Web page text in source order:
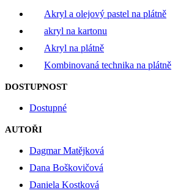
Akryl a olejový pastel na plátně
akryl na kartonu
Akryl na plátně
Kombinovaná technika na plátně
DOSTUPNOST
Dostupné
AUTOŘI
Dagmar Matějková
Dana Boškovičová
Daniela Kostková